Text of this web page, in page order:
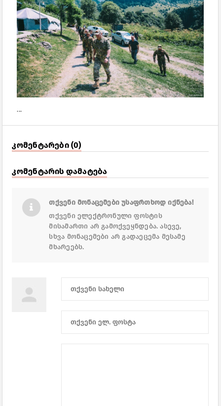
...
კომენტარები (0)
კომენტარის დამატება
თქვენი მონაცემები უსაფრთხოდ იქნება!
თქვენი ელექტრონული ფოსტის
მისამართი არ გამოქვეყნდება. ასევე,
სხვა მონაცემები არ გადაეცემა მესამე
მხარეებს.